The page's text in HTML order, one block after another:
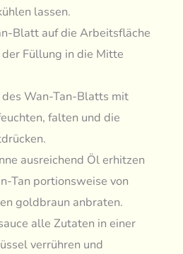
lassen.
Blatt auf die Arbeitsfläche
Füllung in die Mitte
des Wan-Tan-Blatts mit
falten und die
ausreichend Öl erhitzen
Tan portionsweise von
goldbraun anbraten.
alle Zutaten in einer
verrühren und